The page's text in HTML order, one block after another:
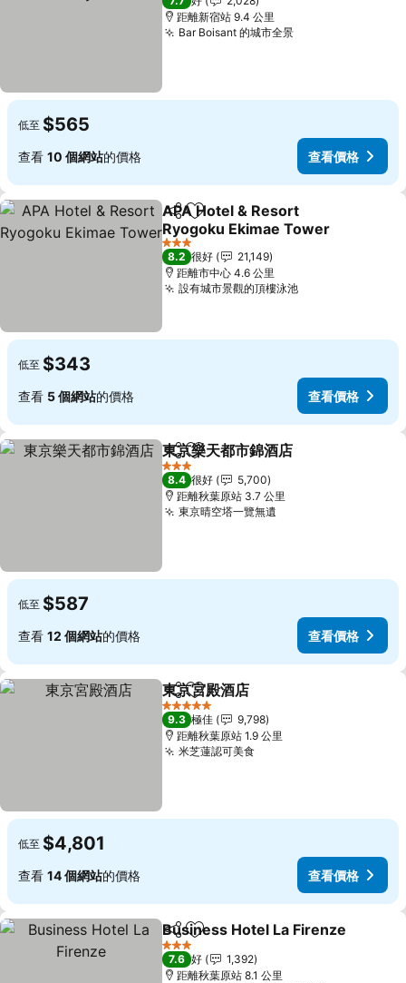
距離新宿站 9.4 公里
Bar Boisant 的城市全景
低至 $565
查看 10 個網站的價格 查看價格
分享 放到收藏夾
APA Hotel & Resort
Ryogoku Ekimae Tower
3 星級
8.2 很好
21,149
距離市中心 4.6 公里
設有城市景觀的頂樓泳池
低至 $343
查看 5 個網站的價格 查看價格
分享 放到收藏夾
東京樂天都市錦酒店
3 星級
8.4 很好
5,700
距離秋葉原站 3.7 公里
東京晴空塔一覽無遺
低至 $587
查看 12 個網站的價格 查看價格
分享 放到收藏夾
東京宮殿酒店
5 星級
9.3 極佳
9,798
距離秋葉原站 1.9 公里
米芝蓮認可美食
低至 $4,801
查看 14 個網站的價格 查看價格
分享 放到收藏夾
Business Hotel La Firenze
3 星級
7.6 好
1,392
距離秋葉原站 8.1 公里